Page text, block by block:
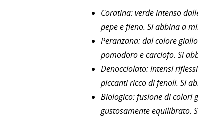
Coratina: verde intenso
pepe e fieno. Si abbina a
Peranzana: dal colore
pomodoro e carciofo. Si
Denocciolato: intensi
piccanti ricco di fenoli. Si
Biologico: fusione di colori
gustosamente equilibrato.